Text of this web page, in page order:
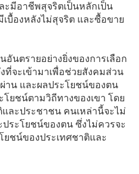
มีอาชีพสุจริตเป็นหลักเป็น
บื้องหลังไม่สุจริต และซื้อขาย
อันตรายอย่างยิ่งของการเลือก
ที่จะเข้ามาเพื่อช่วยสังคมส่วน
ผ่าน และผลประโยชน์ของตน
ยชน์ตามวิถีทางของเขา โดย
ละประชาชน คนเหล่านี้จะไม่
ระโยชน์ของตน ซึ่งไม่ควรจะ
ยชน์ของประเทศชาติและ